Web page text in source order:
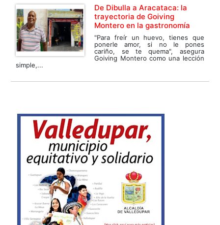
De Dibulla a Aracataca: la
trayectoria de Goiving
Montero en la gastronomía
"Para freír un huevo, tienes que
ponerle amor, si no le pones
cariño, se te quema", asegura
Goiving Montero como una lección
simple,...